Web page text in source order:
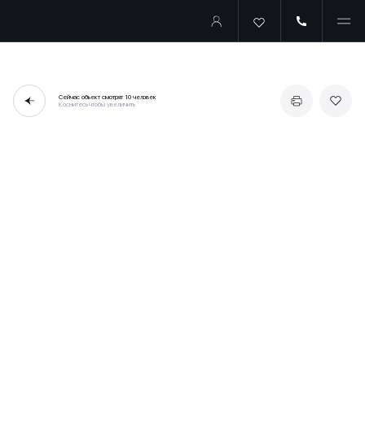
Сейчас объект смотрят10 человек
Коснитесь чтобы увеличить